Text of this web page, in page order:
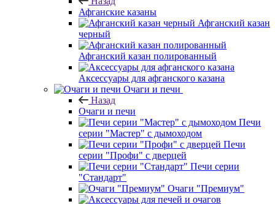
Афганские казаны
Афганский казан
черный
Афганский казан полированный
Аксессуары для афганского казана
Очаги и печи
Назад
Очаги и печи
Печи
серии "Мастер" с дымоходом
Печи
серии "Профи" с дверцей
Печи серии
"Стандарт"
Очаги "Премиум"